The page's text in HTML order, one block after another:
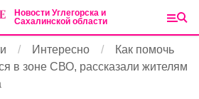
Новости Углегорска и
Сахалинской области
Интересно
Как помочь
в зоне СВО, рассказали жителям